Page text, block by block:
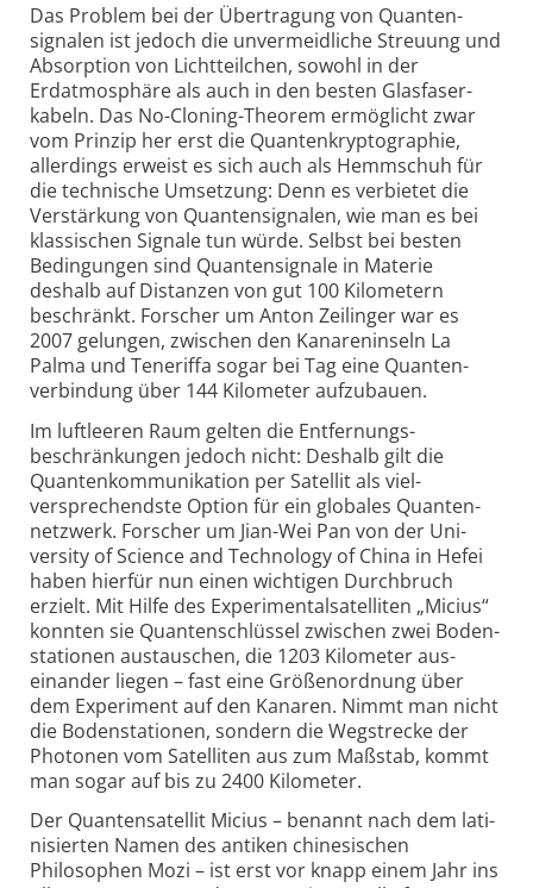
Das Problem bei der Über­tragung von Quanten­
signalen ist jedoch die unver­meidliche Streuung und
Absorption von Licht­teilchen, sowohl in der
Erdatmo­sphäre als auch in den besten Glasfaser­
kabeln. Das No-Cloning-Theorem ermöglicht zwar
vom Prinzip her erst die Quanten­krypto­graphie,
aller­dings erweist es sich auch als Hemmschuh für
die technische Umsetzung: Denn es verbietet die
Verstärkung von Quanten­signalen, wie man es bei
klassischen Signale tun würde. Selbst bei besten
Bedingungen sind Quanten­signale in Materie
deshalb auf Distanzen von gut 100 Kilo­metern
beschränkt. Forscher um Anton Zeilinger war es
2007 gelungen, zwischen den Kanaren­inseln La
Palma und Teneriffa sogar bei Tag eine Quanten­
verbindung über 144 Kilometer aufzu­bauen.
Im luft­leeren Raum gelten die Entfernungs­
beschränkungen jedoch nicht: Deshalb gilt die
Quanten­kommunikation per Satellit als viel­
versprechendste Option für ein globales Quanten­
netzwerk. Forscher um Jian-Wei Pan von der Uni­
versity of Science and Technology of China in Hefei
haben hierfür nun einen wichtigen Durch­bruch
erzielt. Mit Hilfe des Experimental­satelliten „Micius“
konnten sie Quanten­schlüssel zwischen zwei Boden­
stationen austauschen, die 1203 Kilometer aus­
einander liegen – fast eine Größen­ordnung über
dem Experiment auf den Kanaren. Nimmt man nicht
die Boden­stationen, sondern die Wegstrecke der
Photonen vom Satelliten aus zum Maßstab, kommt
man sogar auf bis zu 2400 Kilometer.
Der Quanten­satellit Micius – benannt nach dem lati­
nisierten Namen des antiken chine­sischen
Philosophen Mozi – ist erst vor knapp einem Jahr ins